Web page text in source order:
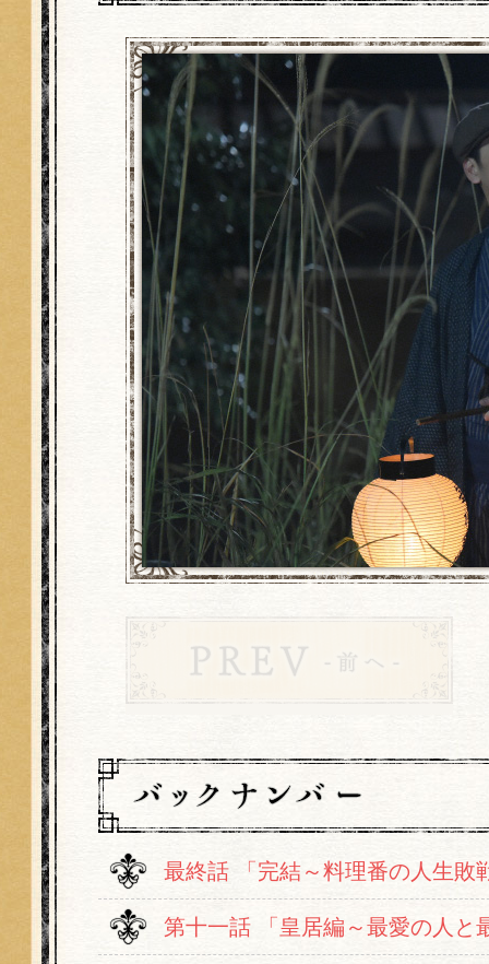
最終話 「完結～料理番の人生敗
第十一話 「皇居編～最愛の人と